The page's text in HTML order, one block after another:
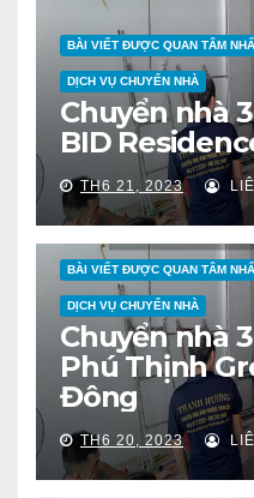
BÀI VIẾT ĐƯỢC QUAN TÂM
DỊCH VỤ CHUYỂN NHÀ
Chuyển nhà
BID
TH6 21, 2023
BÀI VIẾT ĐƯỢC QUAN TÂM
DỊCH VỤ CHUYỂN NHÀ
Chuyển nhà
Phú Thịnh
Đông
TH6 20, 2023